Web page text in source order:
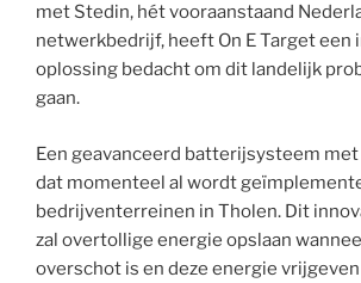
met Stedin, hét vooraanstaand
netwerkbedrijf, heeft On E Target een
oplossing bedacht om dit landelijk
gaan.
Een geavanceerd batterijsysteem
dat momenteel al wordt
bedrijventerreinen in Tholen. Dit
zal overtollige energie opslaan
overschot is en deze energie